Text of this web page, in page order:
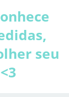
seu